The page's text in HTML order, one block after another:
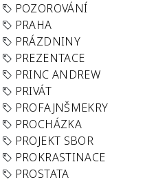
POZOROVÁNÍ
PRAHA
PRÁZDNINY
PREZENTACE
PRINC ANDREW
PRIVÁT
PROFAJNŠMEKRY
PROCHÁZKA
PROJEKT SBOR
PROKRASTINACE
PROSTATA